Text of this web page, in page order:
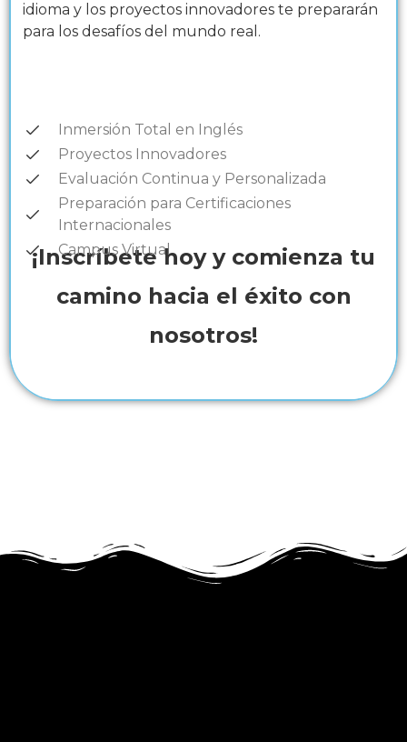
idioma y los proyectos innovadores te prepararán
para los desafíos del mundo real.
Inmersión Total en Inglés
Proyectos Innovadores
Evaluación Continua y Personalizada
Preparación para Certificaciones
Internacionales
Campus Virtual
¡Inscríbete hoy y comienza tu
camino hacia el éxito con
nosotros!